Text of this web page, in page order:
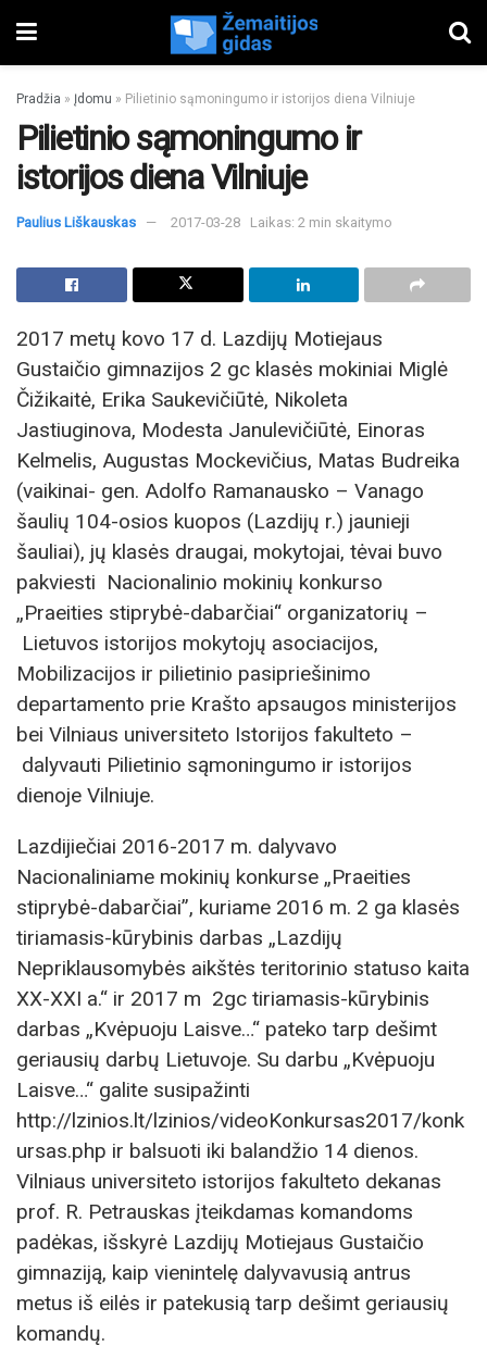
Pradžia » Įdomu » Pilietinio sąmoningumo ir istorijos diena Vilniuje
Pilietinio sąmoningumo ir
istorijos diena Vilniuje
Paulius Liškauskas 2017-03-28 Laikas: 2 min skaitymo
2017 metų kovo 17 d. Lazdijų Motiejaus
Gustaičio gimnazijos 2 gc klasės mokiniai Miglė
Čižikaitė, Erika Saukevičiūtė, Nikoleta
Jastiuginova, Modesta Janulevičiūtė, Einoras
Kelmelis, Augustas Mockevičius, Matas Budreika
(vaikinai- gen. Adolfo Ramanausko – Vanago
šaulių 104-osios kuopos (Lazdijų r.) jaunieji
šauliai), jų klasės draugai, mokytojai, tėvai buvo
pakviesti Nacionalinio mokinių konkurso
„Praeities stiprybė-dabarčiai“ organizatorių –
Lietuvos istorijos mokytojų asociacijos,
Mobilizacijos ir pilietinio pasipriešinimo
departamento prie Krašto apsaugos ministerijos
bei Vilniaus universiteto Istorijos fakulteto –
dalyvauti Pilietinio sąmoningumo ir istorijos
dienoje Vilniuje.
Lazdijiečiai 2016-2017 m. dalyvavo
Nacionaliniame mokinių konkurse „Praeities
stiprybė-dabarčiai”, kuriame 2016 m. 2 ga klasės
tiriamasis-kūrybinis darbas „Lazdijų
Nepriklausomybės aikštės teritorinio statuso kaita
XX-XXI a.“ ir 2017 m 2gc tiriamasis-kūrybinis
darbas „Kvėpuoju Laisve…“ pateko tarp dešimt
geriausių darbų Lietuvoje. Su darbu „Kvėpuoju
Laisve…“ galite susipažinti
http://lzinios.lt/lzinios/videoKonkursas2017/konk
ursas.php ir balsuoti iki balandžio 14 dienos.
Vilniaus universiteto istorijos fakulteto dekanas
prof. R. Petrauskas įteikdamas komandoms
padėkas, išskyrė Lazdijų Motiejaus Gustaičio
gimnaziją, kaip vienintelę dalyvavusią antrus
metus iš eilės ir patekusią tarp dešimt geriausių
komandų.